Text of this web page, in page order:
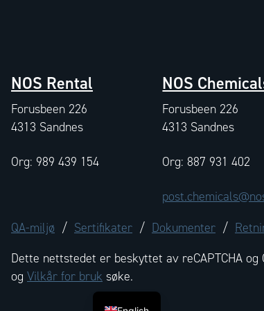
NOS Rental
Forusbeen 226
4313 Sandnes
Org: 989 439 154
NOS
Forusbeen 226
4313 Sandnes
Org: 887 931 402
QA-miljø / Sertifikater / Dokumenter /
Dette nettstedet er beskyttet av reCAPTCHA og
og Vilkår for bruk søke.